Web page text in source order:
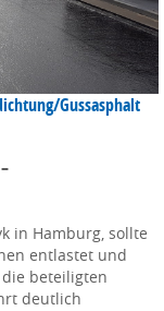
Gussasphalt
in Hamburg, sollte
entlastet und
beteiligten
deutlich